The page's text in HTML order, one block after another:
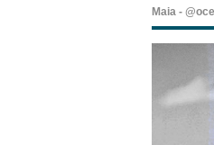
Maia -